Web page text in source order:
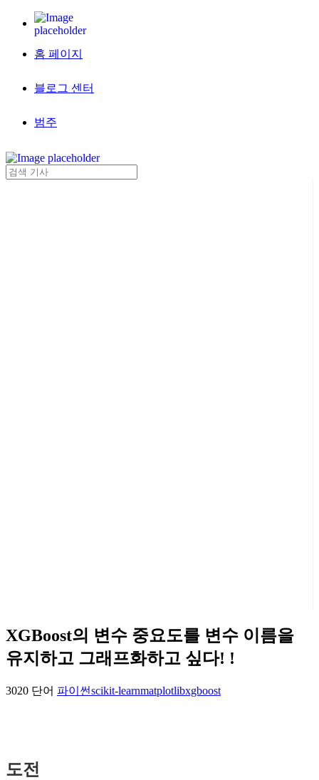
홈 페이지
블로그 센터
범주
XGBoost의 변수 중요도를 변수 이름을
유지하고 그래프화하고 싶다! !
3020 단어 파이썬scikit-learnmatplotlibxgboost
도전